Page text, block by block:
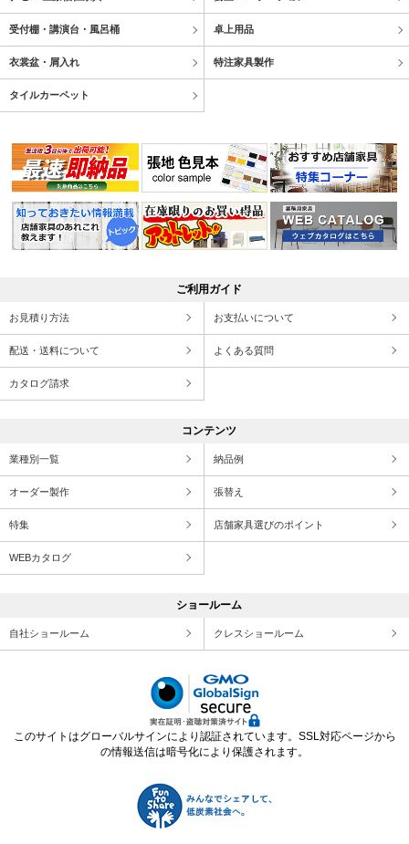
受付棚・講演台・風呂桶 卓上用品
衣裳盆・屑入れ 特注家具製作
タイルカーペット
ご利用ガイド
お見積り方法 お支払いについて
配送・送料について よくある質問
カタログ請求
コンテンツ
業種別一覧 納品例
オーダー製作 張替え
特集 店舗家具選びのポイント
WEBカタログ
ショールーム
自社ショールーム クレスショールーム
このサイトはグローバルサインにより認証されています。SSL対応ページから
の情報送信は暗号化により保護されます。